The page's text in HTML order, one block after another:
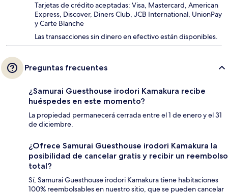
Tarjetas de crédito aceptadas: Visa, Mastercard, American
Express, Discover, Diners Club, JCB International, UnionPay
y Carte Blanche
Las transacciones sin dinero en efectivo están disponibles.
Preguntas frecuentes
¿Samurai Guesthouse irodori Kamakura recibe
huéspedes en este momento?
La propiedad permanecerá cerrada entre el 1 de enero y el 31
de diciembre.
¿Ofrece Samurai Guesthouse irodori Kamakura la
posibilidad de cancelar gratis y recibir un reembolso
total?
Sí, Samurai Guesthouse irodori Kamakura tiene habitaciones
100% reembolsables en nuestro sitio, que se pueden cancelar